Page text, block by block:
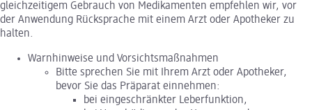
gleichzeitigem Gebrauch von Medikamenten empfehlen wir, vor
der Anwendung Rücksprache mit einem Arzt oder Apotheker zu
halten.
Warnhinweise und Vorsichtsmaßnahmen
Bitte sprechen Sie mit Ihrem Arzt oder Apotheker,
bevor Sie das Präparat einnehmen:
bei eingeschränkter Leberfunktion,